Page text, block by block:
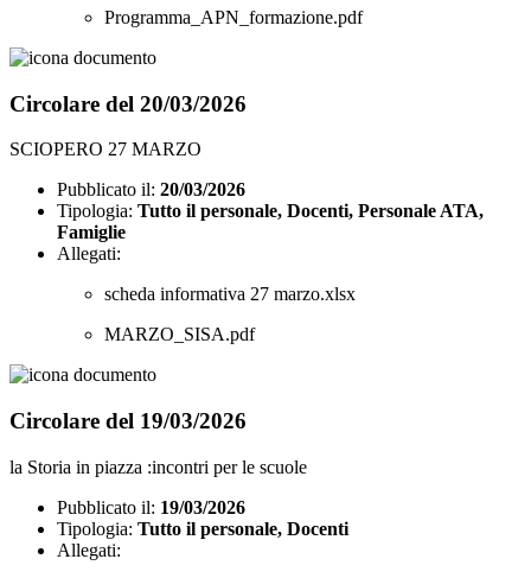
Programma_APN_formazione.pdf
Circolare del 20/03/2026
SCIOPERO 27 MARZO
Pubblicato il: 20/03/2026
Tipologia: Tutto il personale, Docenti, Personale ATA,
Famiglie
Allegati:
scheda informativa 27 marzo.xlsx
MARZO_SISA.pdf
Circolare del 19/03/2026
la Storia in piazza :incontri per le scuole
Pubblicato il: 19/03/2026
Tipologia: Tutto il personale, Docenti
Allegati: